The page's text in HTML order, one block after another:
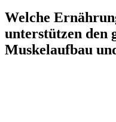
Welche
unterstützen den
Muskelaufbau